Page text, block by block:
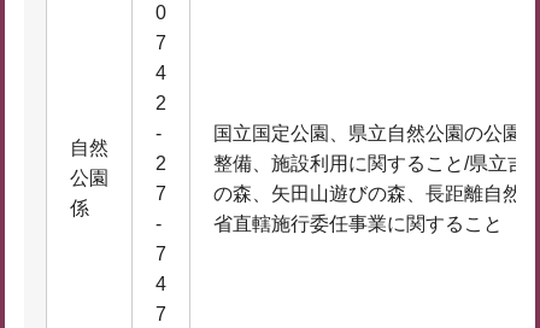
自然
公園
係
0
7
4
2
-
2
7
-
7
4
7
国立国定公園、県立自然公園の公園
整備、施設利用に関すること/県立吉
の森、矢田山遊びの森、長距離自然
省直轄施行委任事業に関すること